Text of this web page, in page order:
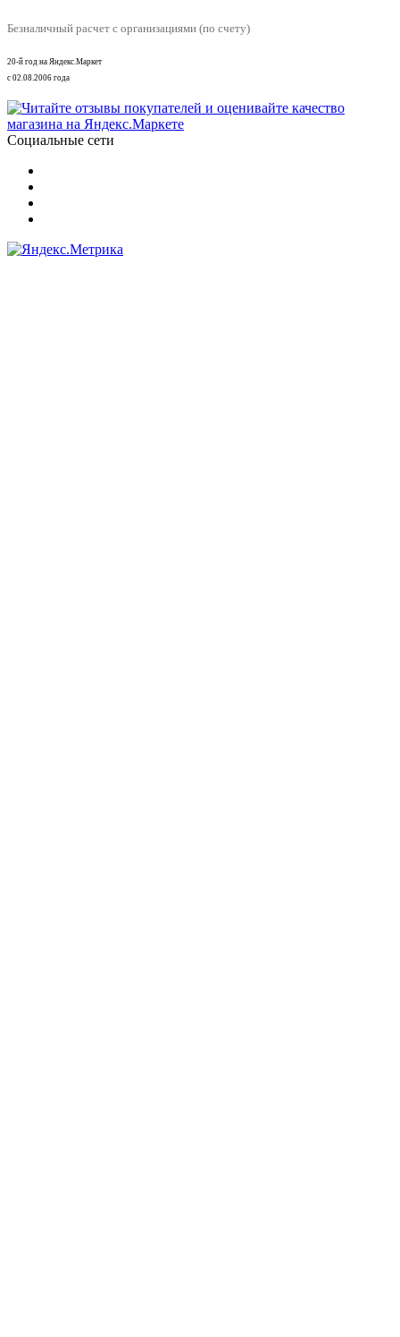
Безналичный расчет с организациями (по счету)
20-й год на Яндекс.Маркет
с 02.08.2006 года
Социальные сети